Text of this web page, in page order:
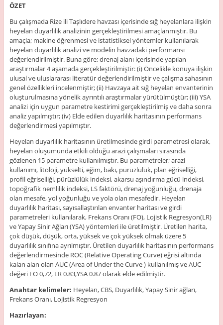
ÖZET
Bu çalışmada Rize ili Taşlıdere havzası içerisinde sığ heyelanlara ilişkin
heyelan duyarlılık analizinin gerçekleştirilmesi amaçlanmıştır. Bu
amaçla; makine öğrenmesi ve istatistiksel yöntemler kullanılarak
heyelan duyarlılık analizi ve modelin havzadaki performansı
değerlendirilmiştir. Buna göre; drenaj alanı içerisinde yapılan
araştırmalar 4 aşamada gerçekleştirilmiştir: (i) Öncelikle konuya ilişkin
ulusal ve uluslararası literatür değerlendirilmiştir ve çalışma sahasının
genel özellikleri incelenmiştir; (ii) Havzaya ait sığ heyelan envanterinin
oluşturulmasına yönelik ayrıntılı araştırmalar yürütülmüştür; (iii) YSA
analizi için uygun parametre kestirimi gerçekleştirilmiş ve daha sonra
analiz yapılmıştır; (iv) Elde edilen duyarlılık haritasının performans
değerlendirmesi yapılmıştır.
Heyelan duyarlılık haritasının üretilmesinde girdi parametresi olarak,
heyelan oluşumunda etkili olduğu arazi çalışmaları sırasında
gözlenen 15 parametre kullanılmıştır. Bu parametreler; arazi
kullanımı, litoloji, yükselti, eğim, bakı, pürüzlülük, plan eğriselliği,
profil eğriselliği, pürüzlülük indeksi, akarsu aşındırma gücü indeksi,
topoğrafik nemlilik indeksi, LS faktörü, drenaj yoğunluğu, drenaja
olan mesafe, yol yoğunluğu ve yola olan mesafedir. Heyelan
duyarlılık haritası, sayısallaştırılan envanter haritası ve girdi
parametreleri kullanılarak, Frekans Oranı (FO), Lojistik Regresyon(LR)
ve Yapay Sinir Ağları (YSA) yöntemleri ile üretilmiştir. Üretilen harita,
çok düşük, düşük, orta, yüksek ve çok yüksek olmak üzere 5
duyarlılık sınıfına ayrılmıştır. Üretilen duyarlılık haritasının performans
değerlendirmesinde ROC (Relative Operating Curve) eğrisi altında
kalan alan olan AUC (Area of Under the Curve ) kullanılmış ve AUC
değeri FO 0,72, LR 0.83,YSA 0.87 olarak elde edilmiştir.
Anahtar kelimeler: Heyelan, CBS, Duyarlılık, Yapay Sinir ağları,
Frekans Oranı, Lojistik Regresyon
Hazırlayan: